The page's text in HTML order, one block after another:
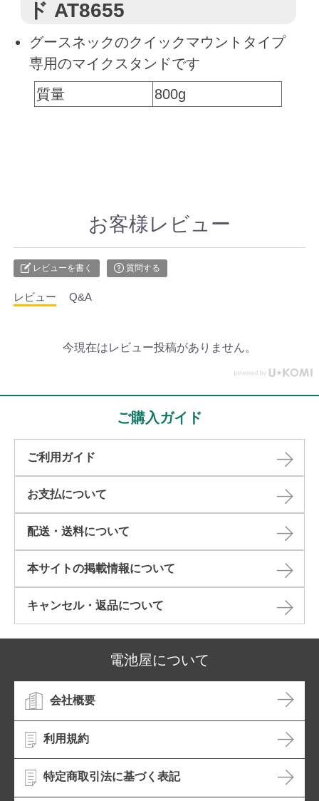
ド AT8655
グースネックのクイックマウントタイプ
専用のマイクスタンドです
質量
800g
お客様レビュー
レビューを書く 質問する
レビュー Q&A
今現在はレビュー投稿がありません。
ご購入ガイド
ご利用ガイド
お支払について
配送・送料について
本サイトの掲載情報について​
キャンセル・返品について​
電池屋について
会社概要
利用規約
特定商取引法に基づく表記